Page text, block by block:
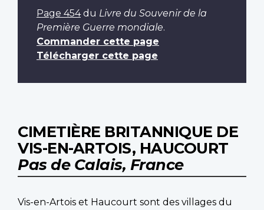
Page 454du Livre du Souvenir de la
Première Guerre mondiale.
Commander cette page
Télécharger cette page
CIMETIÈRE BRITANNIQUE DE
VIS-EN-ARTOIS, HAUCOURT
Pas de Calais, France
Vis-en-Artois et Haucourt sont des villages du